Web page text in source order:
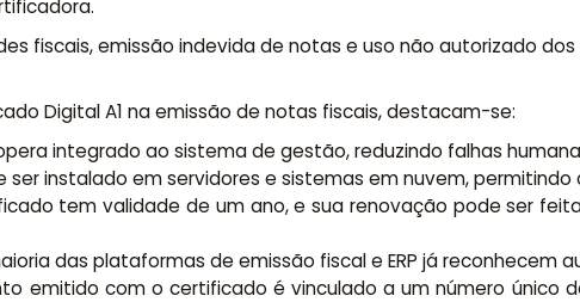
fiscais, emissão indevida de notas e uso não autorizado
Digital A1 na emissão de notas fiscais, destacam-se:
integrado ao sistema de gestão, reduzindo falhas
ser instalado em servidores e sistemas em nuvem,
tem validade de um ano, e sua renovação pode ser
das plataformas de emissão fiscal e ERP já reconhecem
emitido com o certificado é vinculado a um número único